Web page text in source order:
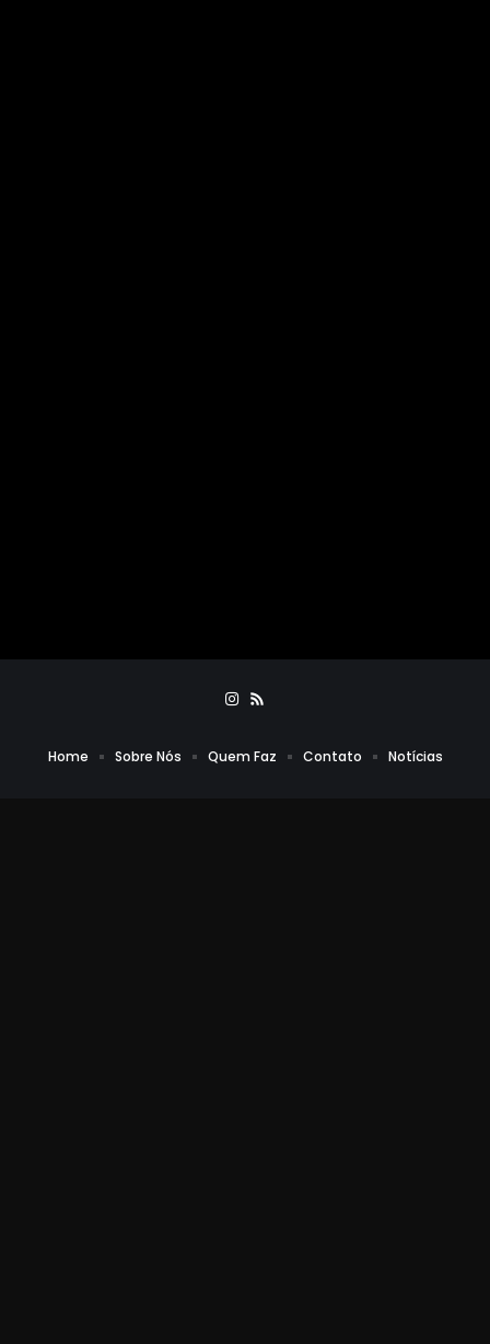
Home Sobre Nós Quem Faz Contato Notícias